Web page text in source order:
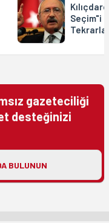
Seçim"i
gazeteciliği
desteğinizi
BULUNUN